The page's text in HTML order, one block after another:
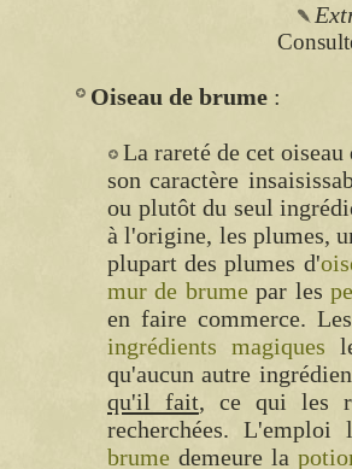
Oiseau de brume
La rareté de cet
son caractère
ou plutôt du seul
à l'origine, les plumes,
plupart des plumes d'
mur de brume par les
en faire commerce.
ingrédients magiques
qu'aucun autre
qu'il fait, ce qui les
recherchées.
brume demeure la